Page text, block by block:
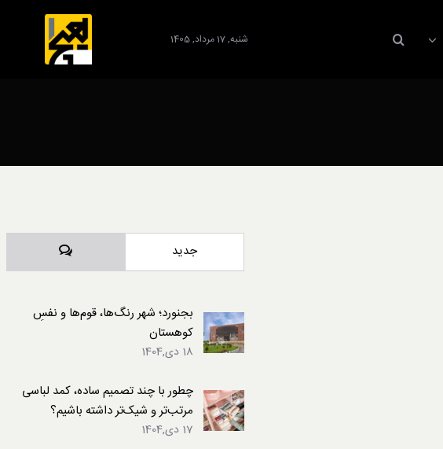
شنبه, 17 مرداد, 1405
جدید دیدگاه‌ها
بجنورد؛ شهر رنگ‌ها، قوم‌ها و نفسِ
کوهستان
18 دی,1404
چطور با چند تصمیم ساده، کمد لباسی
مرتب‌تر و شیک‌تر داشته باشیم؟
17 دی,1404